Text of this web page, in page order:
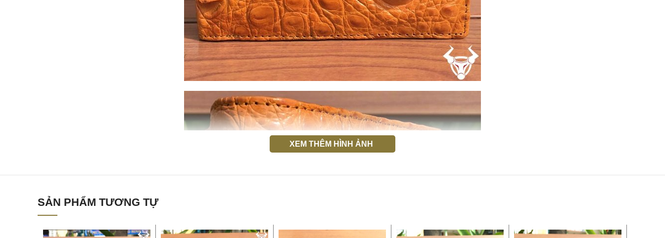
XEM THÊM HÌNH ẢNH
SẢN PHẨM TƯƠNG TỰ